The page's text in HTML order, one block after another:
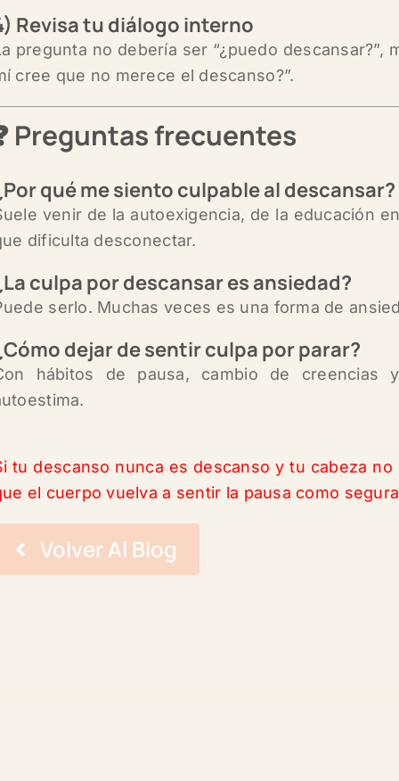
Revisa tu diálogo interno
pregunta no debería ser “¿puedo descansar?”,
cree que no merece el descanso?”.
Preguntas frecuentes
qué me siento culpable al descansar?
venir de la autoexigencia, de la educación
dificulta desconectar.
culpa por descansar es ansiedad?
serlo. Muchas veces es una forma de
dejar de sentir culpa por parar?
hábitos de pausa, cambio de creencias
tu descanso nunca es descanso y tu cabeza
el cuerpo vuelva a sentir la pausa como
Volver Al Blog